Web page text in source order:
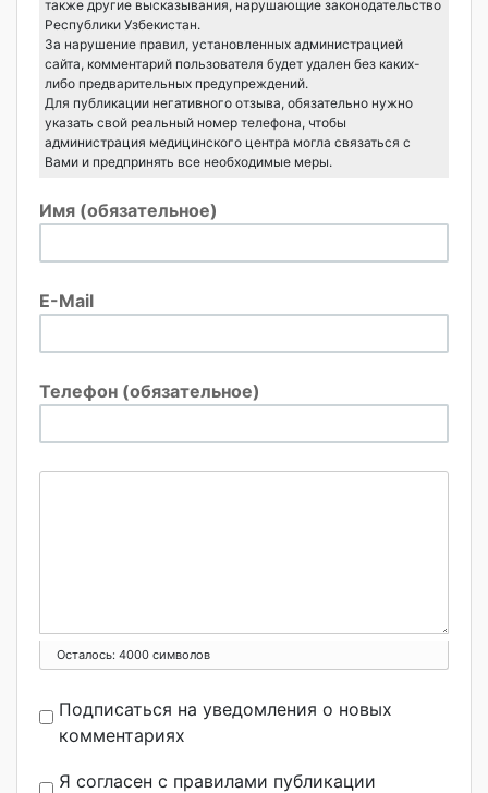
также другие высказывания, нарушающие законодательство
Республики Узбекистан.
За нарушение правил, установленных администрацией
сайта, комментарий пользователя будет удален без каких-
либо предварительных предупреждений.
Для публикации негативного отзыва, обязательно нужно
указать свой реальный номер телефона, чтобы
администрация медицинского центра могла связаться с
Вами и предпринять все необходимые меры.
Имя (обязательное)
E-Mail
Телефон (обязательное)
Осталось: 4000 символов
Подписаться на уведомления о новых
комментариях
Я согласен с правилами публикации